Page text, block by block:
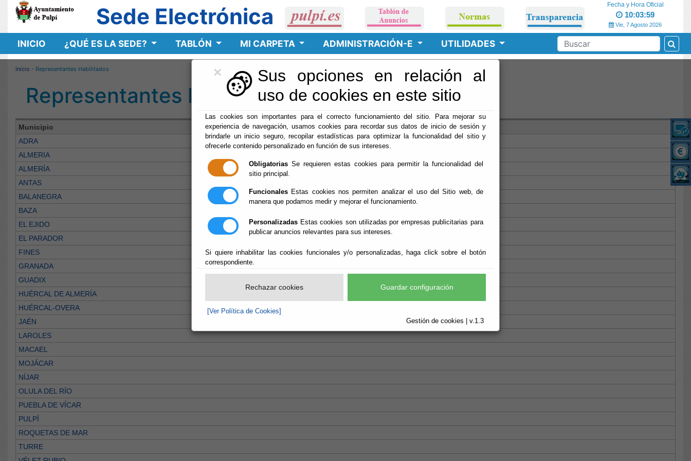
×
Sus opciones en relación al
uso de cookies en este sitio
Las cookies son importantes para el correcto funcionamiento del sitio. Para mejorar su
experiencia de navegación, usamos cookies para recordar sus datos de inicio de sesión y
brindarle un inicio seguro, recopilar estadísticas para optimizar la funcionalidad del sitio y
ofrecerle contenido personalizado en función de sus intereses.
Obligatorias Se requieren estas cookies para permitir la funcionalidad del
sitio principal.
Funcionales Estas cookies nos permiten analizar el uso del Sitio web, de
manera que podamos medir y mejorar el funcionamiento.
Personalizadas Estas cookies son utilizadas por empresas publicitarias para
publicar anuncios relevantes para sus intereses.
Si quiere inhabilitar las cookies funcionales y/o personalizadas, haga click sobre el botón
correspondiente.
Rechazar cookies Guardar configuración
[Ver Política de Cookies]
Gestión de cookies | v.1.3
Sede Electrónica Fecha y Hora Oficial
10:03:59
Vie, 7 Agosto 2026
INICIO ¿QUÉ ES LA SEDE? TABLÓN MI CARPETA ADMINISTRACIÓN-E UTILIDADES
Inicio - Representantes Habilitados
Representantes Habilitados
Municipio
ADRA
ALMERIA
ALMERÍA
ANTAS
BALANEGRA
BAZA
EL EJIDO
EL PARADOR
FINES
GRANADA
GUADIX
HUÉRCAL DE ALMERÍA
HUÉRCAL-OVERA
JAÉN
LAROLES
MACAEL
MOJÁCAR
NÍJAR
OLULA DEL RÍO
PUEBLA DE VÍCAR
PULPÍ
ROQUETAS DE MAR
TURRE